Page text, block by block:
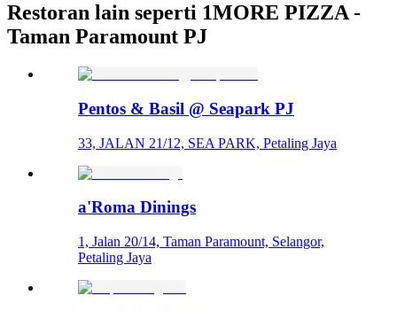
Restoran lain seperti 1MORE PIZZA -
Taman Paramount PJ
Pentos & Basil @ Seapark PJ
33, JALAN 21/12, SEA PARK, Petaling Jaya
a'Roma Dinings
1, Jalan 20/14, Taman Paramount, Selangor,
Petaling Jaya